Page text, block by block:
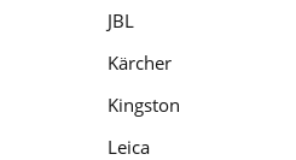
JBL
Kärcher
Kingston
Leica